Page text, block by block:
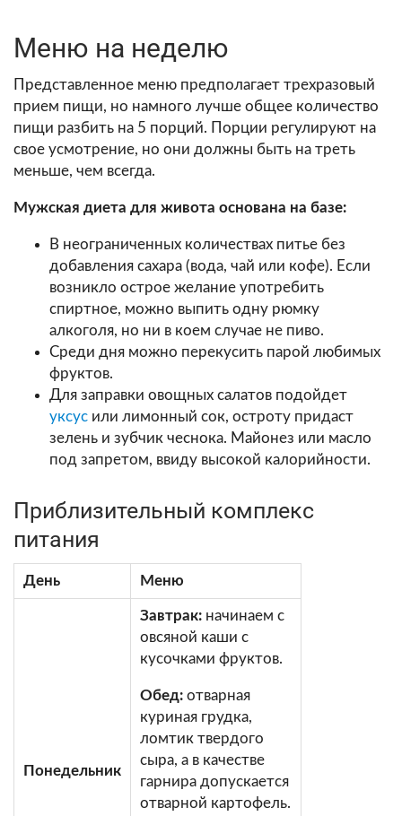
Меню на неделю
Представленное меню предполагает трехразовый
прием пищи, но намного лучше общее количество
пищи разбить на 5 порций. Порции регулируют на
свое усмотрение, но они должны быть на треть
меньше, чем всегда.
Мужская диета для живота основана на базе:
В неограниченных количествах питье без
добавления сахара (вода, чай или кофе). Если
возникло острое желание употребить
спиртное, можно выпить одну рюмку
алкоголя, но ни в коем случае не пиво.
Среди дня можно перекусить парой любимых
фруктов.
Для заправки овощных салатов подойдет
уксус или лимонный сок, остроту придаст
зелень и зубчик чеснока. Майонез или масло
под запретом, ввиду высокой калорийности.
Приблизительный комплекс
питания
День Меню
Понедельник
Завтрак: начинаем с
овсяной каши с
кусочками фруктов.
Обед: отварная
куриная грудка,
ломтик твердого
сыра, а в качестве
гарнира допускается
отварной картофель.